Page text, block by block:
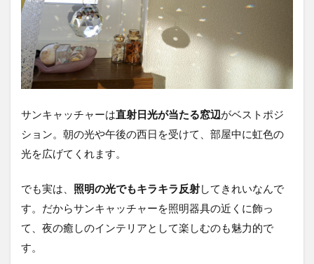
サンキャッチャーは直射日光が当たる窓辺がベストポジ
ション。朝の光や午後の西日を受けて、部屋中に虹色の
光を広げてくれます。
でも実は、 照明の光でもキラキラ反射してきれいなんで
す。だからサンキャッチャーを照明器具の近くに飾っ
て、夜の癒しのインテリアとして楽しむのも魅力的で
す。